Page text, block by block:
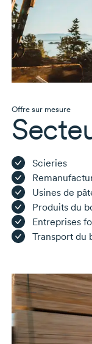
Offre sur mesure
Scieries
Usines de
Produits du
Entreprises
Transport du